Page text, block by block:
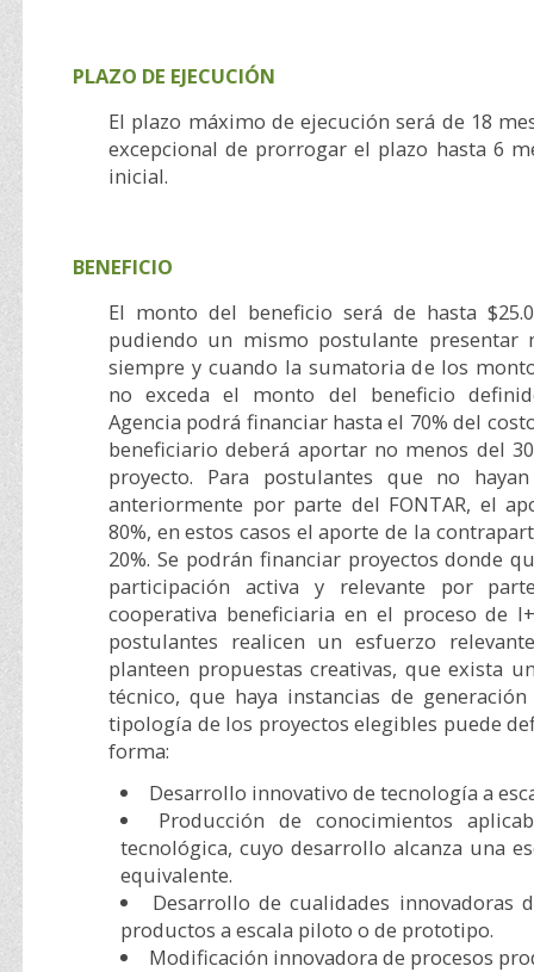
PLAZO DE EJECUCIÓN
El plazo máximo de ejecución será de 18
excepcional de prorrogar el plazo hasta 6
inicial.
BENEFICIO
El monto del beneficio será de hasta
pudiendo un mismo postulante presentar
siempre y cuando la sumatoria de los
no exceda el monto del beneficio
Agencia podrá financiar hasta el 70% del
beneficiario deberá aportar no menos del
proyecto. Para postulantes que no
anteriormente por parte del FONTAR, el
80%, en estos casos el aporte de la
20%. Se podrán financiar proyectos donde
participación activa y relevante por
cooperativa beneficiaria en el proceso de
postulantes realicen un esfuerzo
planteen propuestas creativas, que exista
técnico, que haya instancias de
tipología de los proyectos elegibles puede
forma:
Desarrollo innovativo de tecnología a
Producción de conocimientos
tecnológica, cuyo desarrollo alcanza una
equivalente.
Desarrollo de cualidades innovadoras
productos a escala piloto o de prototipo.
Modificación innovadora de procesos